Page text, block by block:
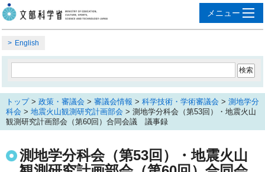
English
トップ> 政策・審議会 > 審議会情報 > 科学技術・学術審議会 > 測地学分
科会 > 地震火山観測研究計画部会 > 測地学分科会（第53回）・地震火山
観測研究計画部会（第60回）合同会議 議事録
測地学分科会（第53回）・地震火山